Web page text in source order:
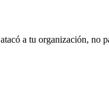
atacó a tu organización, no